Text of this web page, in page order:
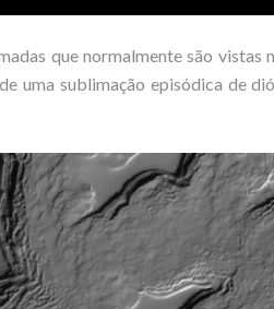
que normalmente são vistas
uma sublimação episódica de